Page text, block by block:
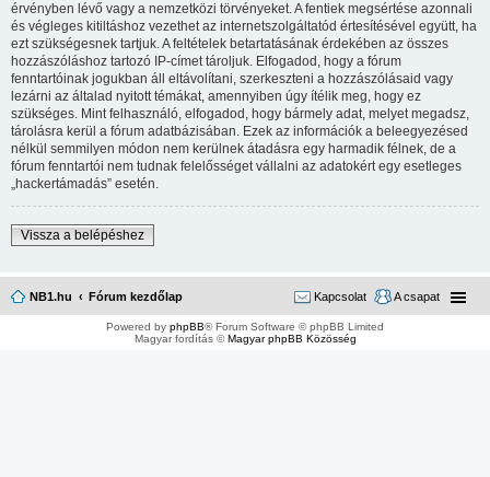
érvényben lévő vagy a nemzetközi törvényeket. A fentiek megsértése azonnali
és végleges kitiltáshoz vezethet az internetszolgáltatód értesítésével együtt, ha
ezt szükségesnek tartjuk. A feltételek betartatásának érdekében az összes
hozzászóláshoz tartozó IP-címet tároljuk. Elfogadod, hogy a fórum
fenntartóinak jogukban áll eltávolítani, szerkeszteni a hozzászólásaid vagy
lezárni az általad nyitott témákat, amennyiben úgy ítélik meg, hogy ez
szükséges. Mint felhasználó, elfogadod, hogy bármely adat, melyet megadsz,
tárolásra kerül a fórum adatbázisában. Ezek az információk a beleegyezésed
nélkül semmilyen módon nem kerülnek átadásra egy harmadik félnek, de a
fórum fenntartói nem tudnak felelősséget vállalni az adatokért egy esetleges
„hackertámadás” esetén.
Vissza a belépéshez
NB1.hu Fórum kezdőlap A csapat
Kapcsolat
Powered by phpBB® Forum Software © phpBB Limited
Magyar fordítás ©Magyar phpBB Közösség